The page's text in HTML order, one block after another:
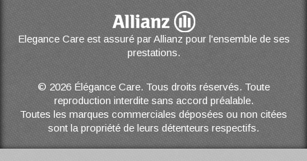
Elegance Care est assuré par Allianz pour l'ensemble de ses
prestations.
© 2026 Élégance Care. Tous droits réservés. Toute
reproduction interdite sans accord préalable.
Toutes les marques commerciales déposées ou non citées
sont la propriété de leurs détenteurs respectifs.